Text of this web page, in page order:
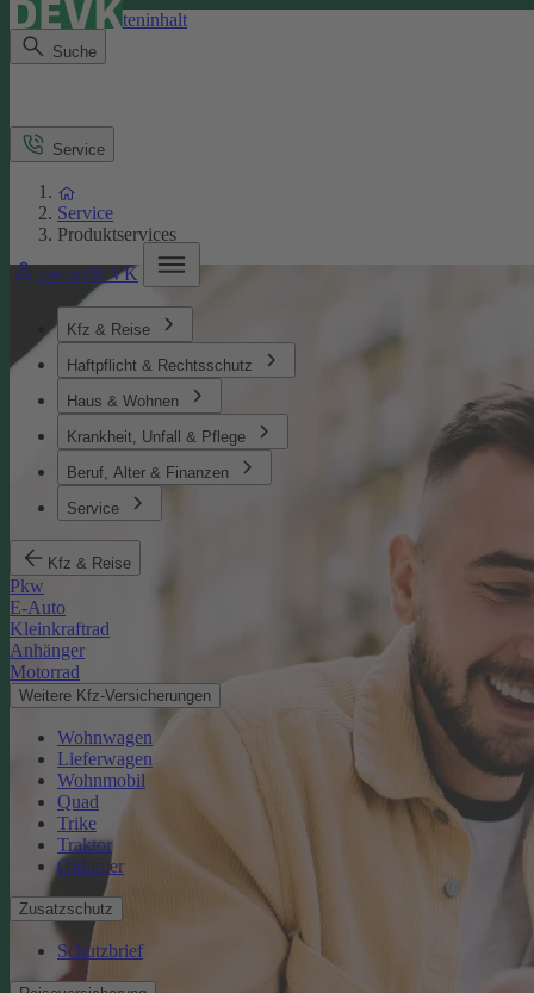
Direkt zum Seiteninhalt
Suche
meineDEVK
Kfz & Reise
Haftpflicht & Rechtsschutz
Haus & Wohnen
Krankheit, Unfall & Pflege
Beruf, Alter & Finanzen
Service
Kfz & Reise
Pkw
E-Auto
Kleinkraftrad
Anhänger
Motorrad
Weitere Kfz-Versicherungen
Wohnwagen
Lieferwagen
Wohnmobil
Quad
Trike
Traktor
Oldtimer
Zusatzschutz
Schutzbrief
Service
Service
Produktservices